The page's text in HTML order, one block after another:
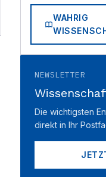
WAHRIG
NEWSLETTER
Die wichtigsten
direkt in Ihr